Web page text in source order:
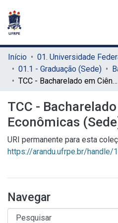
Início
01.1 - Graduação (Sede)
TCC - Bacharelado em Ciências Econômicas (Sede)
TCC -
Econômicas
URI permanente para esta
https://arandu.ufrpe.br/handle/
Navegar